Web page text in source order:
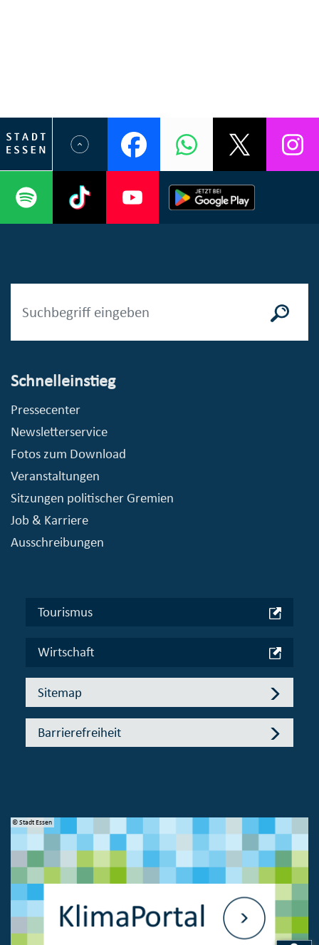
Schnelleinstieg
Pressecenter
Newsletterservice
Fotos zum Download
Veranstaltungen
Sitzungen politischer Gremien
Job & Karriere
Ausschreibungen
Tourismus
Wirtschaft
Sitemap
Barrierefreiheit
© Stadt Essen